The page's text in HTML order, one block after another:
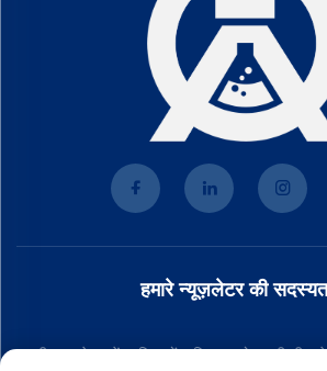
हमारे न्यूज़लेटर की
हमारी न्यूज़लेटर में शामिल हों ताकि आपको हमारी टीम